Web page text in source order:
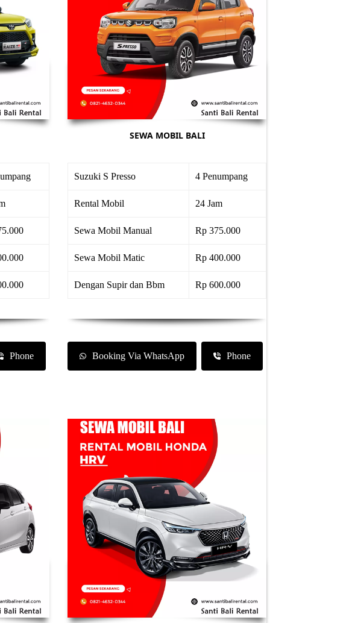
Phone
SEWA MOBIL BALI
Suzuki S Presso 4 Penumpang
Rental Mobil 24 Jam
Sewa Mobil Manual Rp 375.000
Sewa Mobil Matic Rp 400.000
Dengan Supir dan Bbm Rp 600.000
Booking Via WhatsApp Phone